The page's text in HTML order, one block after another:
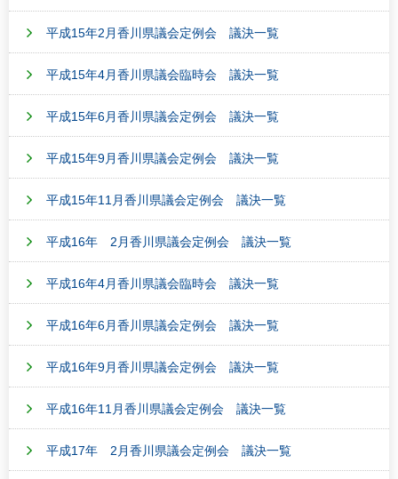
平成15年2月香川県議会定例会 議決一覧
平成15年4月香川県議会臨時会 議決一覧
平成15年6月香川県議会定例会 議決一覧
平成15年9月香川県議会定例会 議決一覧
平成15年11月香川県議会定例会 議決一覧
平成16年 2月香川県議会定例会 議決一覧
平成16年4月香川県議会臨時会 議決一覧
平成16年6月香川県議会定例会 議決一覧
平成16年9月香川県議会定例会 議決一覧
平成16年11月香川県議会定例会 議決一覧
平成17年 2月香川県議会定例会 議決一覧